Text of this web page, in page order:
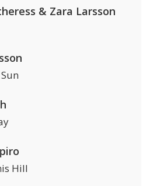
& Zara Larsson
Hill